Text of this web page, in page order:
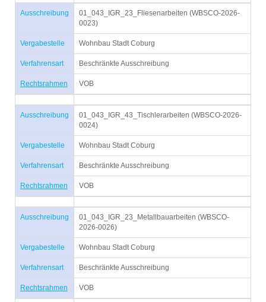
Ausschreibung
01_043_IGR_23_Fliesenarbeiten (WBSCO-2026-
0023)
Vergabestelle Wohnbau Stadt Coburg
Verfahrensart Beschränkte Ausschreibung
Rechtsrahmen VOB
Ausschreibung
01_043_IGR_43_Tischlerarbeiten (WBSCO-2026-
0024)
Vergabestelle Wohnbau Stadt Coburg
Verfahrensart Beschränkte Ausschreibung
Rechtsrahmen VOB
Ausschreibung
01_043_IGR_23_Metallbauarbeiten (WBSCO-
2026-0026)
Vergabestelle Wohnbau Stadt Coburg
Verfahrensart Beschränkte Ausschreibung
Rechtsrahmen VOB